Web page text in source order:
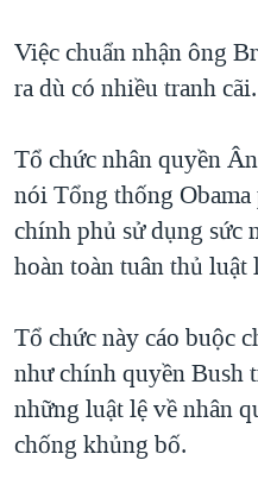
Việc chuẩn nhận ông
ra dù có nhiều tranh cãi.
Tổ chức nhân quyền
nói Tổng thống
chính phủ sử dụng sức
hoàn toàn tuân thủ luật
Tổ chức này cáo buộc
như chính quyền Bush
những luật lệ về nhân
chống khủng bố.